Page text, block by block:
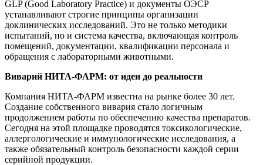
GLP (Good Laboratory Practice) и документы ОЭСР
устанавливают строгие принципы организации
доклинических исследований. Это не только методики
испытаний, но и система качества, включающая контроль
помещений, документации, квалификации персонала и
обращения с лабораторными животными.
Виварий НИТА-ФАРМ: от идеи до реальности
Компания НИТА-ФАРМ известна на рынке более 30 лет.
Создание собственного вивария стало логичным
продолжением работы по обеспечению качества препаратов.
Сегодня на этой площадке проводятся токсикологические,
аллергологические и иммунологические исследования, а
также обязательный контроль безопасности каждой серии
серийной продукции.